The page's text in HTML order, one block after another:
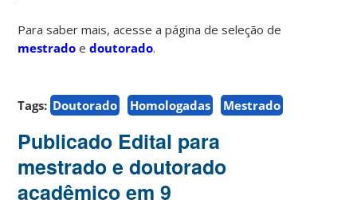
Para saber mais, acesse a página de seleção de
mestrado edoutorado.
Tags: Doutorado Homologadas Mestrado
Publicado Edital para
mestrado e doutorado
acadêmico em 9